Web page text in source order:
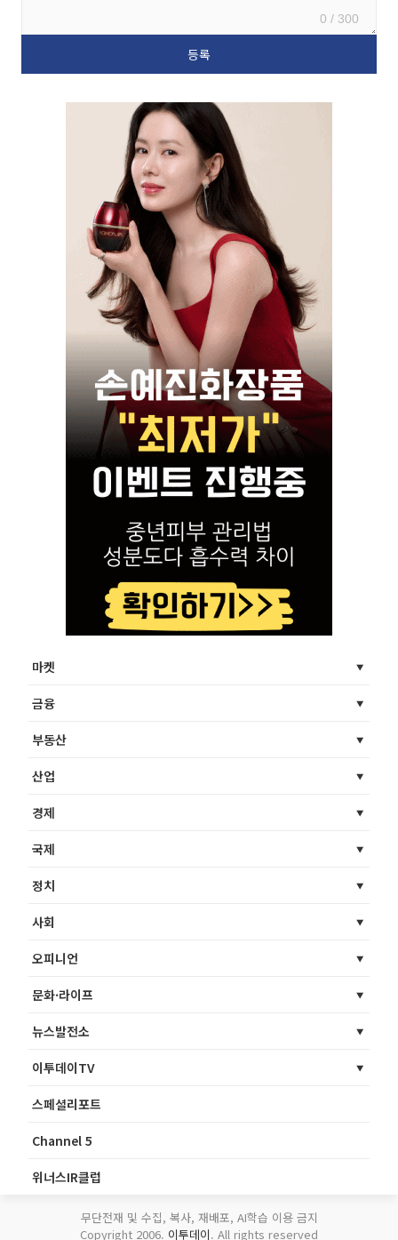
0 / 300
마켓
금융
부동산
산업
경제
국제
정치
사회
오피니언
문화·라이프
뉴스발전소
이투데이TV
스페셜리포트
Channel 5
위너스IR클럽
무단전재 및 수집, 복사, 재배포, AI학습 이용 금지
Copyright 2006. 이투데이. All rights reserved